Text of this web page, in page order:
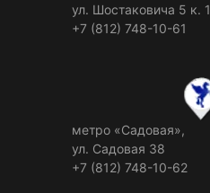
ул. Шостаковича 5 к. 1
+7 (812) 748-10-61
метро «Садовая»,
ул. Садовая 38
+7 (812) 748-10-62